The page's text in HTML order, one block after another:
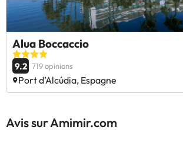
Alua Boccaccio
9.2 719 opinions
Port d’Alcúdia, Espagne
Avis sur Amimir.com